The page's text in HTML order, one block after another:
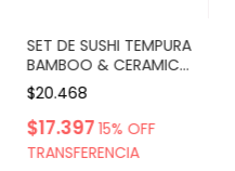
SET DE SUSHI TEMPURA
BAMBOO & CERAMIC
CON PALITOS
$20.468
$17.39715% OFF
TRANSFERENCIA